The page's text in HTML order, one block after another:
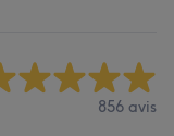
856 avis